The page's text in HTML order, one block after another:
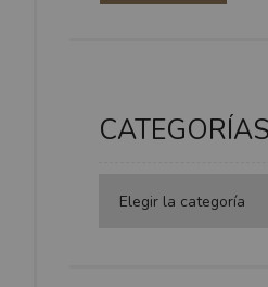
CATEGORÍAS